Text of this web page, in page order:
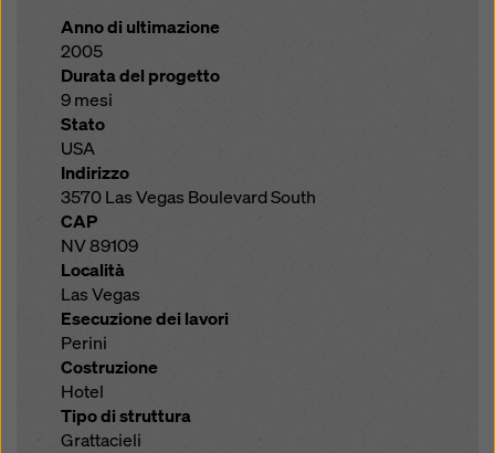
Anno di ultimazione
2005
Durata del progetto
9 mesi
Stato
USA
Indirizzo
3570 Las Vegas Boulevard South
CAP
NV 89109
Località
Las Vegas
Esecuzione dei lavori
Perini
Costruzione
Hotel
Tipo di struttura
Grattacieli